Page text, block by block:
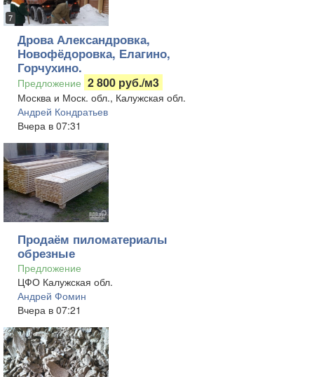
7
Дрова Александровка,
Новофёдоровка, Елагино,
Горчухино.
Предложение 2 800 руб./м3
Москва и Моск. обл., Калужская обл.
Андрей Кондратьев
Вчера в 07:31
Продаём пиломатериалы
обрезные
Предложение
ЦФО Калужская обл.
Андрей Фомин
Вчера в 07:21